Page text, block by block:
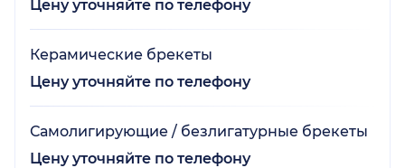
Цену уточняйте по телефону
Керамические брекеты
Цену уточняйте по телефону
Самолигирующие / безлигатурные брекеты
Цену уточняйте по телефону